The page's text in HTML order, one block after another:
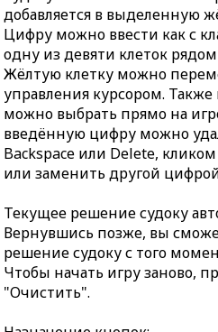
добавляется в выделенную
Цифру можно ввести как с
одну из девяти клеток
Жёлтую клетку можно
управления курсором.
можно выбрать прямо на
введённую цифру можно
Backspace или Delete,
или заменить другой
Текущее решение судоку
Вернувшись позже, вы
решение судоку с того
Чтобы начать игру заново,
"Очистить".